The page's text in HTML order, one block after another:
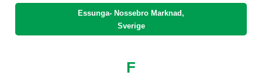
Essunga- Nossebro Marknad,
Sverige
F